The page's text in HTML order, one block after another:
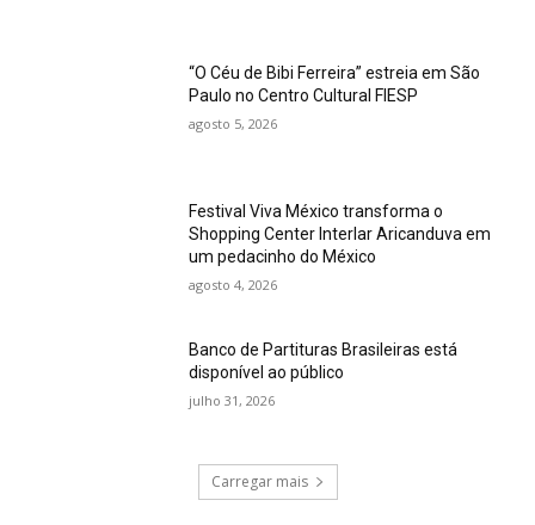
“O Céu de Bibi Ferreira” estreia em São
Paulo no Centro Cultural FIESP
agosto 5, 2026
Festival Viva México transforma o
Shopping Center Interlar Aricanduva em
um pedacinho do México
agosto 4, 2026
Banco de Partituras Brasileiras está
disponível ao público
julho 31, 2026
Carregar mais